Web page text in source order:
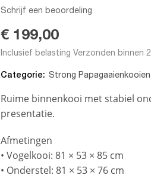
Schrijf een beoordeling
€ 199,00
Inclusief belasting Verzonden binnen
Categorie: Strong Papagaaienkooien
Ruime binnenkooi met stabiel
presentatie.
Afmetingen
• Vogelkooi: 81 × 53 × 85 cm
• Onderstel: 81 × 53 × 76 cm